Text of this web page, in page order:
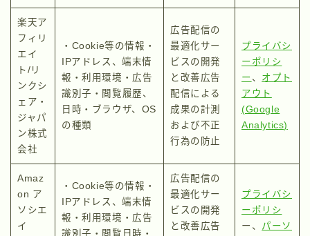
楽天ア
フィリ
エイ
ト/リ
ンクシ
ェア・
ジャパ
ン株式
会社
・Cookie等の情報・
IPアドレス、端末情
報・利用環境・広告
識別子・閲覧履歴、
日時・ブラウザ、OS
の種類
広告配信の
最適化サー
ビスの開発
と改善広告
配信による
成果の計測
および不正
行為の防止
プライバシ
ーポリシ
ー 、 オプト
アウト
(Google
Analytics)
Amaz
on ア
ソシエ
イ
・Cookie等の情報・
IPアドレス、端末情
報・利用環境・広告
識別子・閲覧日時・
広告配信の
最適化サー
ビスの開発
と改善広告
プライバシ
ーポリシ
ー、 パーソ